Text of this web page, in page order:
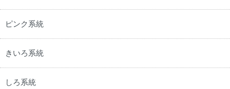
ピンク系統
きいろ系統
しろ系統